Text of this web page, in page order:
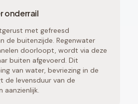
onderrail
met gefreesd
de buitenzijde. Regenwater
doorloopt, wordt via deze
buiten afgevoerd. Dit
van water, bevriezing in de
de levensduur van de
aanzienlijk.